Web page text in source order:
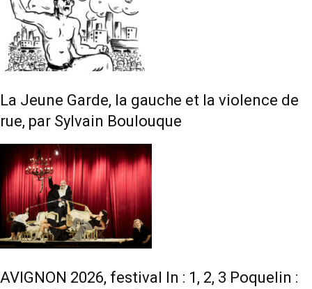
La Jeune Garde, la gauche et la violence de
rue, par Sylvain Boulouque
AVIGNON 2026, festival In : 1, 2, 3 Poquelin :